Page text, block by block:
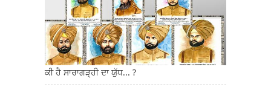
ਕੀ ਹੈ ਸਾਰਾਗੜ੍ਹੀ ਦਾ ਯੁੱਧ... ?